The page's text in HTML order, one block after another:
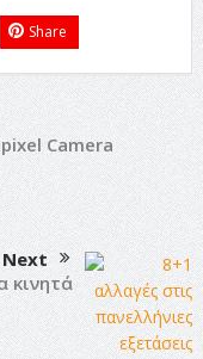
Share
Camera
Next
κινητά